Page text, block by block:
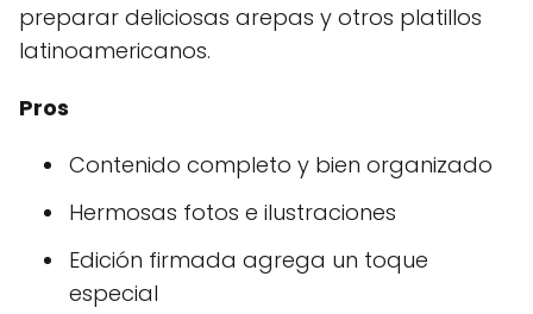
preparar deliciosas arepas y otros platillos
latinoamericanos.
Pros
Contenido completo y bien organizado
Hermosas fotos e ilustraciones
Edición firmada agrega un toque
especial